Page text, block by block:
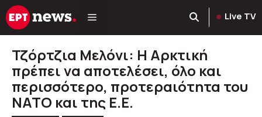
Μετάβαση
σε
Live TV
Τζόρτζια Μελόνι: Η Αρκτική
πρέπει να αποτελέσει, όλο και
περισσότερο, προτεραιότητα του
ΝΑΤΟ και της Ε.Ε.